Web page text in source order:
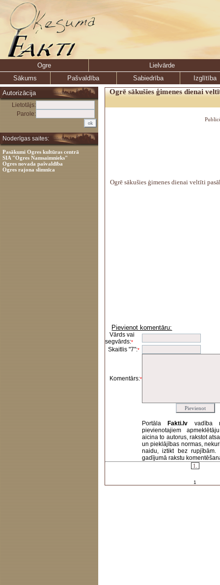
Ogre
Lielvārde
Sākums
Pašvaldība Sabiedrība
Izglītība
Autorizācija
Lietotājs:
Parole:
Noderīgas saites:
Pasākumi Ogres kultūras centrā
SIA "Ogres Namsaimnieks"
Ogres novada pašvaldība
Ogres rajona slimnīca
Ogrē sākušies ģimenes dienai
Ogrē sākušies ģimenes dienai veltīti
Pievienot komentāru:
Vārds vai
segvārds:*
Skaitlis "7":*
Komentārs:*
Portāla Fakti.lv vadība
pievienotajiem
aicina to autorus, rakstot
un pieklājības normas,
naidu, iztikt bez rupjībām.
gadījumā rakstu
1.
1